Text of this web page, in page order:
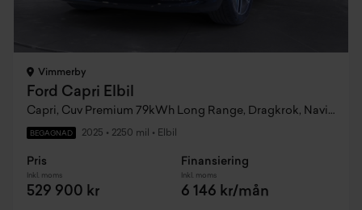
Vimmerby
Ford Capri Elbil
Capri, Cuv Premium 79kWh Long Range, Dragkrok, Navigation, Backkamera
BEGAGNAD 2025 • 2250 mil • Elbil
Pris
Inkl. moms
529 900 kr
Finansiering
Inkl. moms
6 146 kr/mån